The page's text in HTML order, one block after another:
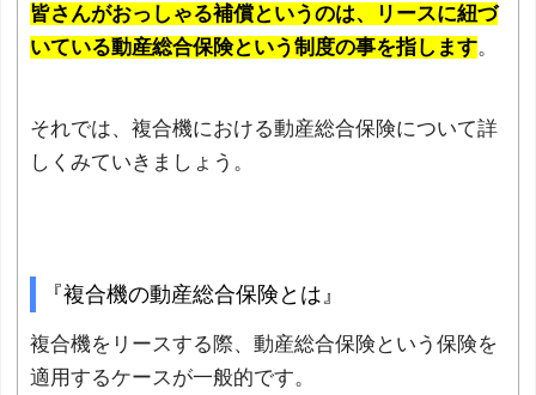
皆さんがおっしゃる補償というのは、リースに紐づ
いている動産総合保険という制度の事を指します。
それでは、複合機における動産総合保険について詳
しくみていきましょう。
『複合機の動産総合保険とは』
複合機をリースする際、動産総合保険という保険を
適用するケースが一般的です。